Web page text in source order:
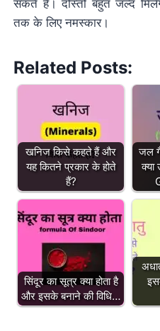
सकते हैं। दोस्तों बहुत जल्द
तक के लिए नमस्कार।
Related Posts:
खनिज किसे कहते हैं और
यह कितने प्रकार के होते
हैं?
जल
सिंदूर का सूत्र क्या होता है
और इसके बनाने की विधि…